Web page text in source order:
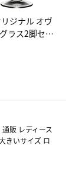
ジナル オヴ
ラス2脚セッ
販 レディース
きいサイズ ロ